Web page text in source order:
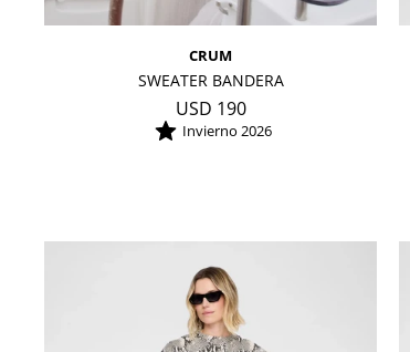
CRUM
SWEATER BANDERA
USD 190
Invierno 2026